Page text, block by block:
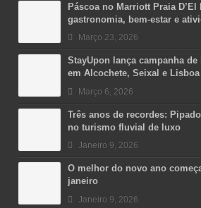
Páscoa no Marriott Praia D’El
gastronomia, bem-estar e
Março 23, 2026
StayUpon lança campanha
em Alcochete, Seixal e Lisboa
Março 6, 2026
Três anos de recordes:
no turismo fluvial de luxo
Janeiro 9, 2026
O melhor do novo ano
janeiro
Janeiro 9, 2026